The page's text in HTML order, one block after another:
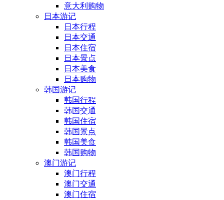
意大利购物
日本游记
日本行程
日本交通
日本住宿
日本景点
日本美食
日本购物
韩国游记
韩国行程
韩国交通
韩国住宿
韩国景点
韩国美食
韩国购物
澳门游记
澳门行程
澳门交通
澳门住宿